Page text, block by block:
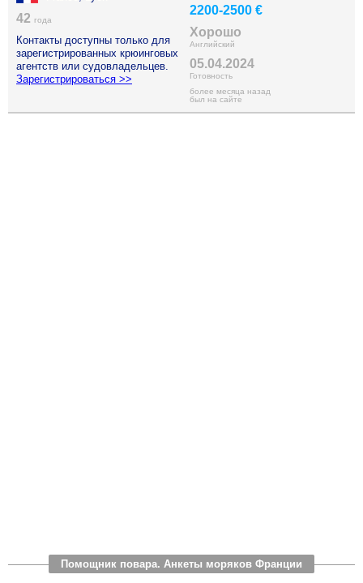
42 года
Контакты доступны только для
зарегистрированных крюинговых
агентств или судовладельцев.
Зарегистрироваться >>
2200-2500 €
Хорошо
Английский
05.04.2024
Готовность
более месяца назад
был на сайте
Помощник повара. Анкеты моряков Франции